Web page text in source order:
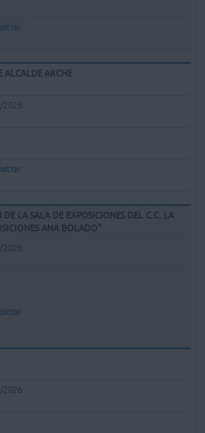
ARCHE
2026
LA SALA DE EXPOSICIONES DEL C.C. LA
ANA BOLADO"
2026
2026